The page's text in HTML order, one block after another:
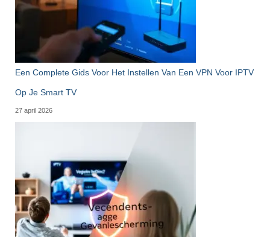
Een Complete Gids Voor Het Instellen Van Een VPN Voor IPTV
Op Je Smart TV
27 april 2026